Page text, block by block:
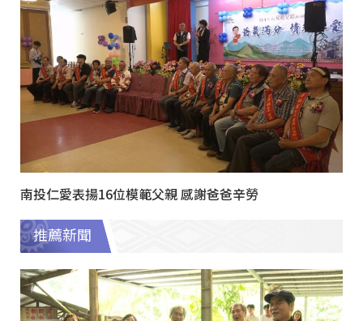
南投仁愛表揚16位模範父親 感謝爸爸辛勞
推薦新聞